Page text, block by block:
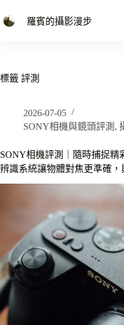
至
容
羅賓的攝影漫步
標籤 評測
2026-07-05
SONY相機與鏡頭評測 ,
SONY相機評測｜隨時捕捉精
辨識系統讓物體對焦更準確，